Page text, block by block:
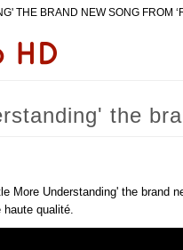
THE BRAND NEW SONG
the
More Understanding' the brand
haute qualité.